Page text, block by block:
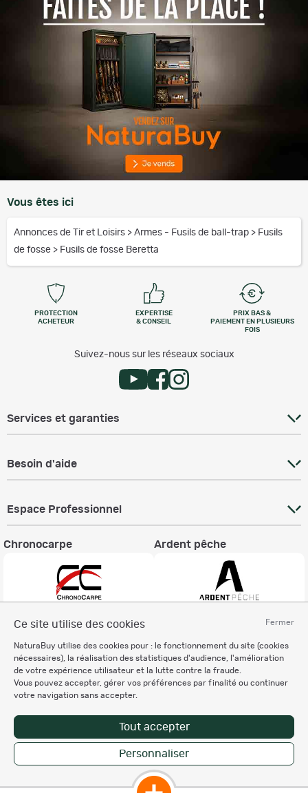
Fermer
Ce site utilise des cookies
NaturaBuy utilise des cookies pour : le fonctionnement du site (cookies
nécessaires), la réalisation des statistiques d'audience, l'amélioration
de votre expérience utilisateur et la lutte contre la fraude.
Vous pouvez accepter, gérer vos préférences par finalité ou continuer
votre navigation sans accepter.
Tout accepter
Personnaliser
Vous êtes ici
Annonces de Tir et Loisirs > Armes - Fusils de ball-trap > Fusils
de fosse > Fusils de fosse Beretta
PROTECTION
ACHETEUR
EXPERTISE
& CONSEIL
PRIX BAS &
PAIEMENT EN PLUSIEURS
FOIS
Suivez-nous sur les réseaux sociaux
Services et garanties
Besoin d'aide
Espace Professionnel
Chronocarpe Ardent pêche
Charte éthique
Mentions légales
Règlement & Conditions d'utilisation
Politique de protection
des données personnelles
Personnalisation des cookies
Copyright © 2007-2026 NaturaBuy. Tous droits réservés. N°CNIL: 1239459.
Les marques commerciales mentionnées appartiennent à leurs propriétaires
respectifs in 0.092 s